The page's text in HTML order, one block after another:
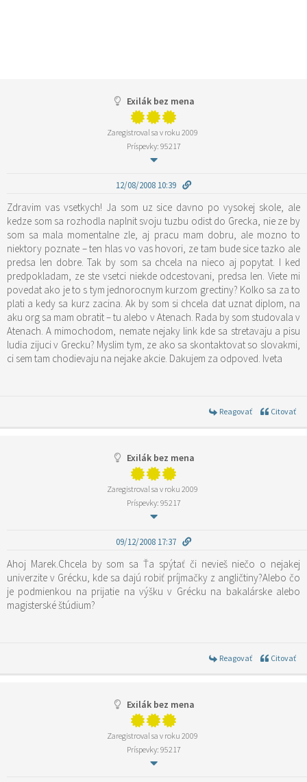
Exilák bez mena
Zaregistroval sa v roku 2009
Príspevky: 95217
12/08/2008 10:39
Zdravim vas vsetkych! Ja som uz sice davno po vysokej skole, ale
kedze som sa rozhodla naplnit svoju tuzbu odist do Grecka, nie ze by
som sa mala momentalne zle, aj pracu mam dobru, ale mozno to
niektory poznate – ten hlas vo vas hovori, ze tam bude sice tazko ale
predsa len dobre. Tak by som sa chcela na nieco aj popytat. I ked
predpokladam, ze ste vsetci niekde odcestovani, predsa len. Viete mi
povedat ako je to s tym jednorocnym kurzom grectiny? Kolko sa za to
plati a kedy sa kurz zacina. Ak by som si chcela dat uznat diplom, na
aku org sa mam obratit – tu alebo v Atenach. Rada by som studovala v
Atenach. A mimochodom, nemate nejaky link kde sa stretavaju a pisu
ludia zijuci v Grecku? Myslim tym, ze ako sa skontaktovat so slovakmi,
ci sem tam chodievaju na nejake akcie. Dakujem za odpoved. Iveta
Reagovať Citovať
Exilák bez mena
Zaregistroval sa v roku 2009
Príspevky: 95217
09/12/2008 17:37
Ahoj Marek.Chcela by som sa Ťa spýtať či nevieš niečo o nejakej
univerzite v Grécku, kde sa dajú robiť príjmačky z angličtiny?Alebo čo
je podmienkou na prijatie na výšku v Grécku na bakalárske alebo
magisterské štúdium?
Reagovať Citovať
Exilák bez mena
Zaregistroval sa v roku 2009
Príspevky: 95217